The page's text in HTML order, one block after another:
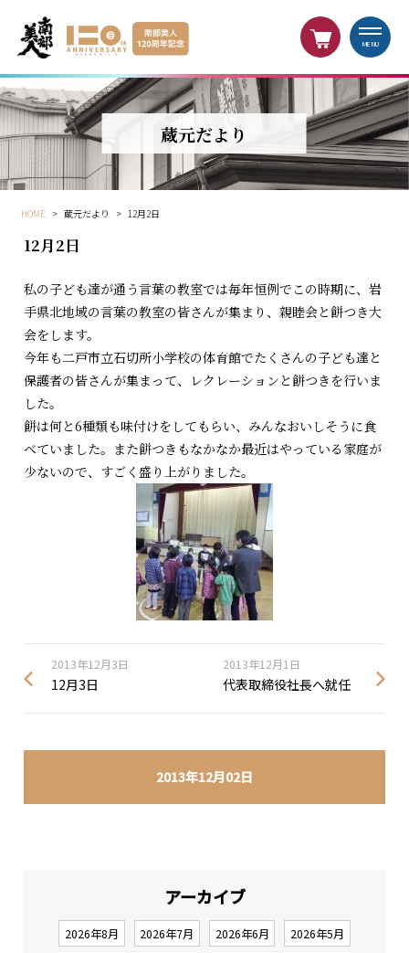
MENU
蔵元だより
HOME > 蔵元だより > 12月2日
2013年12月02日
12月2日
私の子ども達が通う言葉の教室では毎年恒例でこの時期に、岩
手県北地域の言葉の教室の皆さんが集まり、親睦会と餅つき大
会をします。
今年も二戸市立石切所小学校の体育館でたくさんの子ども達と
保護者の皆さんが集まって、レクレーションと餅つきを行いま
した。
餅は何と6種類も味付けをしてもらい、みんなおいしそうに食
べていました。また餅つきもなかなか最近はやっている家庭が
少ないので、すごく盛り上がりました。
2013年12月3日
12月3日
2013年12月1日
代表取締役社長へ就任
アーカイブ
2026年8月 2026年7月 2026年6月 2026年5月